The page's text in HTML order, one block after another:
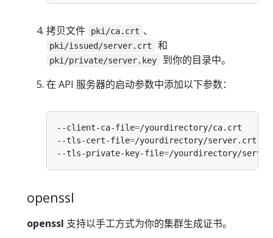
拷贝文件 pki/ca.crt 、
pki/issued/server.crt 和
pki/private/server.key
到你的目录中。
在 API 服务器的启动参数中添加以下参数：
--client-ca-file=
--tls-cert-file=
--tls-private-key-file=
openssl
openssl 支持以手工方式为你的集群生成证书。